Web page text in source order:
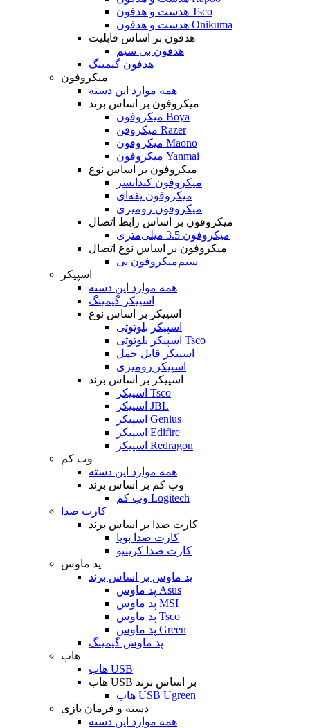
هدست و هدفون Tsco
هدست و هدفون Onikuma
هدفون بر اساس قابلیت
هدفون بی سیم
هدفون گیمینگ
میکروفون
همه موارد این دسته
میکروفون بر اساس برند
میکروفون Boya
میکروفن Razer
میکروفون Maono
میکروفون Yanmai
میکروفون بر اساس نوع
میکروفون کندانسر
میکروفون یقه‌ای
میکروفون رومیزی
میکروفون بر اساس رابط اتصال
میکروفون 3.5 میلی‌متری
میکروفون بر اساس نوع اتصال
میکروفون بی‌‎سیم
اسپیکر
همه موارد این دسته
اسپیکر گیمینگ
اسپیکر بر اساس نوع
اسپیکر بلوتوثی
اسپیکر بلوتوثی Tsco
اسپیکر قابل حمل
اسپیکر رومیزی
اسپیکر بر اساس برند
اسپیکر Tsco
اسپیکر JBL
اسپیکر Genius
اسپیکر Edifire
اسپیکر Redragon
وب کم
همه موارد این دسته
وب کم بر اساس برند
وب کم Logitech
کارت صدا
کارت صدا بر اساس برند
کارت صدا بویا
کارت صدا کریتیو
پد ماوس
پد ماوس بر اساس برند
پد ماوس Asus
پد ماوس MSI
پد ماوس Tsco
پد ماوس Green
پد ماوس گیمینگ
هاب
هاب USB
هاب USB بر اساس برند
هاب USB Ugreen
دسته و فرمان بازی
همه موارد این دسته